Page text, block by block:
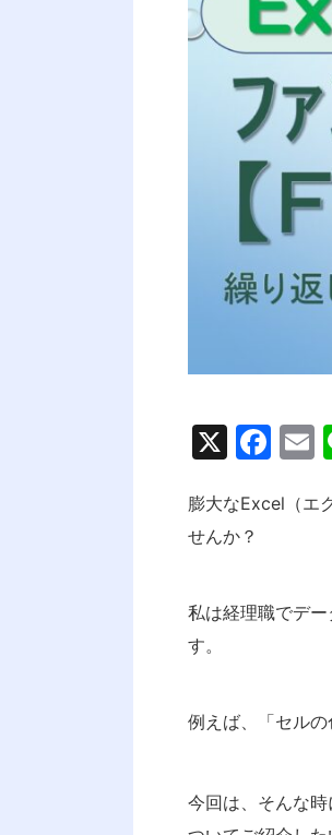
X
F
c
o
膨大なExcel（エ
せんか？
私は経理職でデ
す。
例えば、「セル
今回は、そんな時